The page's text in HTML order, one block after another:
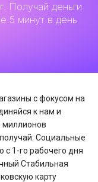
Получай деньги
5 минут в день
с фокусом на
к нам и
миллионов
Социальные
с 1-го рабочего дня
Стабильная
карту